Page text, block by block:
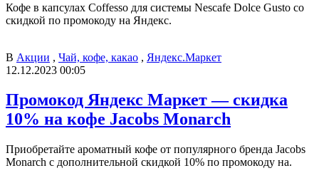
Кофе в капсулах Coffesso для системы Nescafe Dolce Gusto со
скидкой по промокоду на Яндекс.
В Акции , Чай, кофе, какао , Яндекс.Маркет
12.12.2023 00:05
Промокод Яндекс Маркет — скидка
10% на кофе Jacobs Monarch
Приобретайте ароматный кофе от популярного бренда Jacobs
Monarch с дополнительной скидкой 10% по промокоду на.